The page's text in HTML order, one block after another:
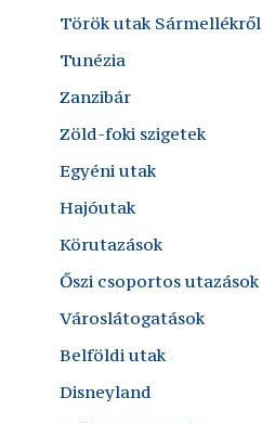
Török utak Sármellékről
Tunézia
Zanzibár
Zöld-foki szigetek
Egyéni utak
Hajóutak
Körutazások
Őszi csoportos utazások
Városlátogatások
Belföldi utak
Disneyland